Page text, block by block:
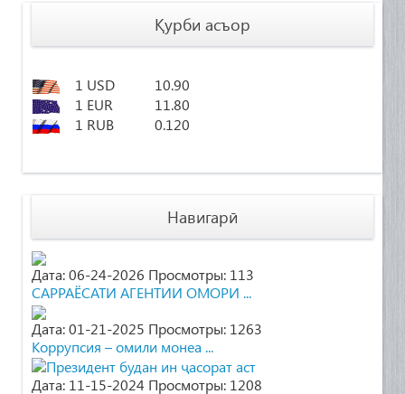
Қурби асъор
1 USD
10.90
1 EUR
11.80
1 RUB
0.120
Навигарӣ
Дата: 06-24-2026 Просмотры: 113
САРРАЁСАТИ АГЕНТИИ ОМОРИ ...
Дата: 01-21-2025 Просмотры: 1263
Коррупсия – омили монеа ...
Дата: 11-15-2024 Просмотры: 1208